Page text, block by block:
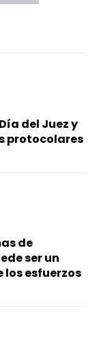
del Juez y
protocolares
de
ser un
esfuerzos